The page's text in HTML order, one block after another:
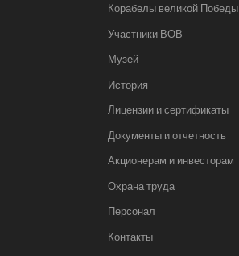
Корабелы великой Победы
Участники ВОВ
Музей
История
Лицензии и сертификаты
Документы и отчетность
Акционерам и инвесторам
Охрана труда
Персонал
Контакты